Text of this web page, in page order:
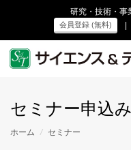
研究・技術・事
会員登録 (無料) |
セミナー申込み
ホーム / セミナー